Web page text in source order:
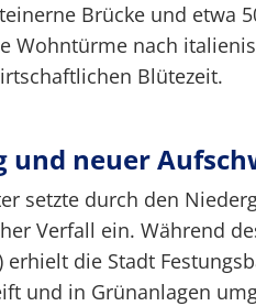
Brücke und etwa
Wohntürme nach
Blütezeit.
und neuer
setzte durch den
Verfall ein. Während
erhielt die Stadt
und in Grünanlagen